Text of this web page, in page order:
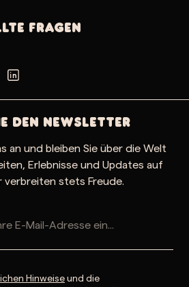
Fragen
den Newsletter
an und bleiben Sie über die Welt
Erlebnisse und Updates auf
verbreiten stets Freude.
Hinweiseund die